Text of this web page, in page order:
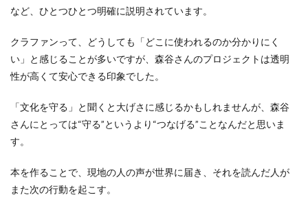
など、ひとつひとつ明確に説明されています。
クラファンって、どうしても「どこに使われるのか分かりにく
い」と感じることが多いですが、森谷さんのプロジェクトは透明
性が高くて安心できる印象でした。
「文化を守る」と聞くと大げさに感じるかもしれませんが、森谷
さんにとっては“守る”というより“つなげる”ことなんだと思いま
す。
本を作ることで、現地の人の声が世界に届き、それを読んだ人が
また次の行動を起こす。